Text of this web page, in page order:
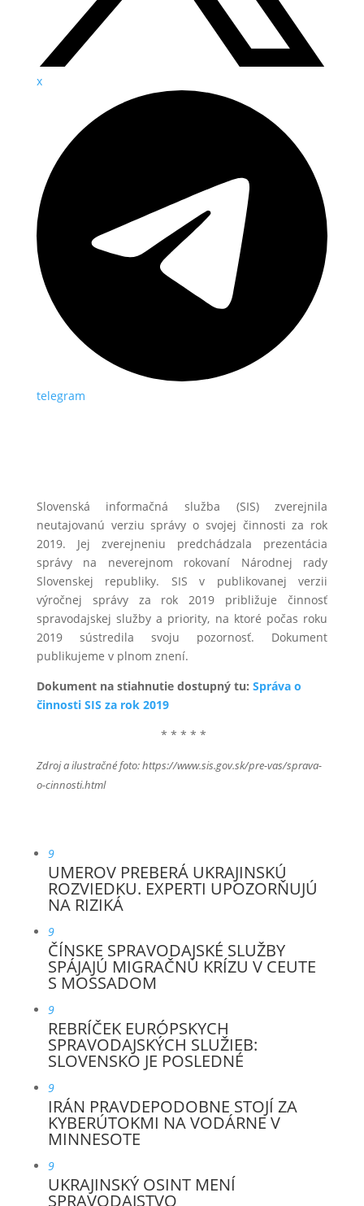
x
telegram
Slovenská informačná služba (SIS) zverejnila
neutajovanú verziu správy o svojej činnosti za rok
2019. Jej zverejneniu predchádzala prezentácia
správy na neverejnom rokovaní Národnej rady
Slovenskej republiky. SIS v publikovanej verzii
výročnej správy za rok 2019 približuje činnosť
spravodajskej služby a priority, na ktoré počas roku
2019 sústredila svoju pozornosť. Dokument
publikujeme v plnom znení.
Dokument na stiahnutie dostupný tu: Správa o
činnosti SIS za rok 2019
* * * * *
Zdroj a ilustračné foto: https://www.sis.gov.sk/pre-vas/sprava-
o-cinnosti.html
9
UMEROV PREBERÁ UKRAJINSKÚ
ROZVIEDKU. EXPERTI UPOZORŇUJÚ
NA RIZIKÁ
9
ČÍNSKE SPRAVODAJSKÉ SLUŽBY
SPÁJAJÚ MIGRAČNÚ KRÍZU V CEUTE
S MOSSADOM
9
REBRÍČEK EURÓPSKYCH
SPRAVODAJSKÝCH SLUŽIEB:
SLOVENSKO JE POSLEDNÉ
9
IRÁN PRAVDEPODOBNE STOJÍ ZA
KYBERÚTOKMI NA VODÁRNE V
MINNESOTE
9
UKRAJINSKÝ OSINT MENÍ
SPRAVODAJSTVO